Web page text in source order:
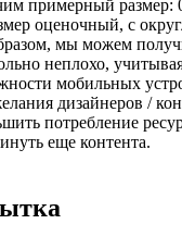
примерный
оценочный, с
мы можем
неплохо,
мобильных
дизайнеров /
потребление
еще контента.